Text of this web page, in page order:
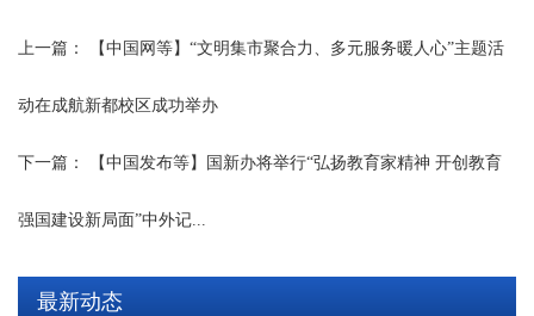
上一篇： 【中国网等】“文明集市聚合力、多元服务暖人心”主题活
动在成航新都校区成功举办
下一篇： 【中国发布等】国新办将举行“弘扬教育家精神 开创教育
强国建设新局面”中外记...
最新动态